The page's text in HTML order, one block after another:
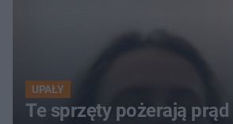
UPAŁY
Te sprzęty pożerają